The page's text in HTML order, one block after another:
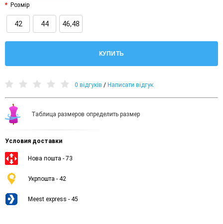
Розмір
42 44 46,48
КУПИТЬ
0 відгуків / Написати відгук
Таблица размеров определить размер
Условия доставки
Нова пошта - 73
Укрпошта - 42
Meest express - 45